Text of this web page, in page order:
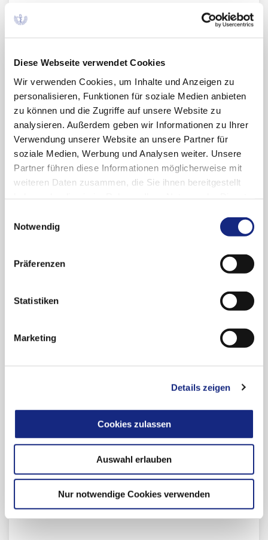
Diese Webseite verwendet Cookies
Wir verwenden Cookies, um Inhalte und Anzeigen zu
personalisieren, Funktionen für soziale Medien anbieten
zu können und die Zugriffe auf unsere Website zu
analysieren. Außerdem geben wir Informationen zu Ihrer
Verwendung unserer Website an unsere Partner für
soziale Medien, Werbung und Analysen weiter. Unsere
Partner führen diese Informationen möglicherweise mit
weiteren Daten zusammen, die Sie ihnen bereitgestellt
Cookies, wenn Sie unsere Webseite weiterhin
Notwendig
Präferenzen
Statistiken
Marketing
Details zeigen
Cookies zulassen
Auswahl erlauben
Nur notwendige Cookies verwenden
Hinweis
Aktuelle Informationen zu COVID-19
finden Sie auf unserer Website unter
folgendem Link:
19)
Studien und individuellen
Zur Übersicht